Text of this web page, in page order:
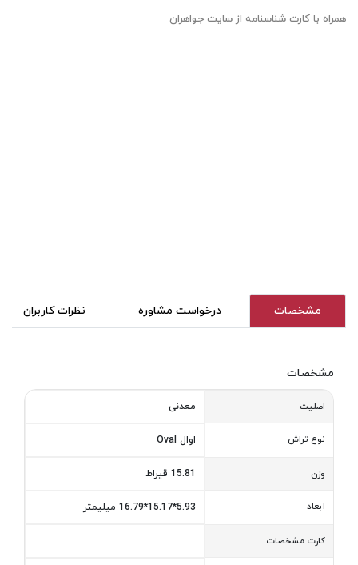
همراه با کارت شناسنامه از سایت جواهران
مشخصات درخواست مشاوره نظرات کاربران
مشخصات
اصلیت معدنی
نوع تراش اوال Oval
وزن 15.81 قیراط
ابعاد 5.93*15.17*16.79 میلیمتر
کارت مشخصات